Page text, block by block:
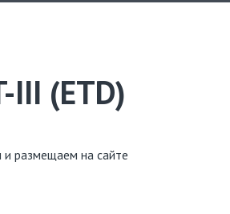
(ETD)
размещаем на сайте